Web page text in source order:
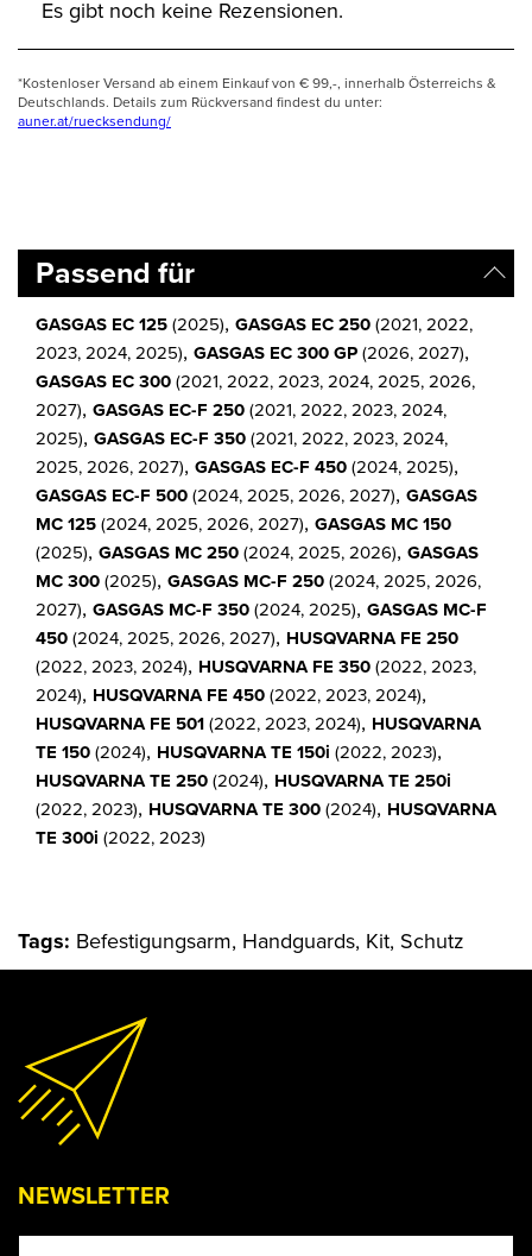
Es gibt noch keine Rezensionen.
*Kostenloser Versand ab einem Einkauf von € 99,-, innerhalb Österreichs &
Deutschlands. Details zum Rückversand findest du unter:
auner.at/ruecksendung/
Passend für
GASGAS EC 125(2025), GASGAS EC 250(2021, 2022,
2023, 2024, 2025), GASGAS EC 300 GP(2026, 2027),
GASGAS EC 300(2021, 2022, 2023, 2024, 2025, 2026,
2027), GASGAS EC-F 250(2021, 2022, 2023, 2024,
2025), GASGAS EC-F 350(2021, 2022, 2023, 2024,
2025, 2026, 2027), GASGAS EC-F 450(2024, 2025),
GASGAS EC-F 500(2024, 2025, 2026, 2027), GASGAS
MC 125(2024, 2025, 2026, 2027), GASGAS MC 150
(2025), GASGAS MC 250(2024, 2025, 2026), GASGAS
MC 300(2025), GASGAS MC-F 250(2024, 2025, 2026,
2027), GASGAS MC-F 350(2024, 2025), GASGAS MC-F
450(2024, 2025, 2026, 2027), HUSQVARNA FE 250
(2022, 2023, 2024), HUSQVARNA FE 350(2022, 2023,
2024), HUSQVARNA FE 450(2022, 2023, 2024),
HUSQVARNA FE 501(2022, 2023, 2024), HUSQVARNA
TE 150(2024), HUSQVARNA TE 150i (2022, 2023),
HUSQVARNA TE 250(2024), HUSQVARNA TE 250i
(2022, 2023), HUSQVARNA TE 300(2024), HUSQVARNA
TE 300i (2022, 2023)
Tags: Befestigungsarm, Handguards, Kit, Schutz
NEWSLETTER